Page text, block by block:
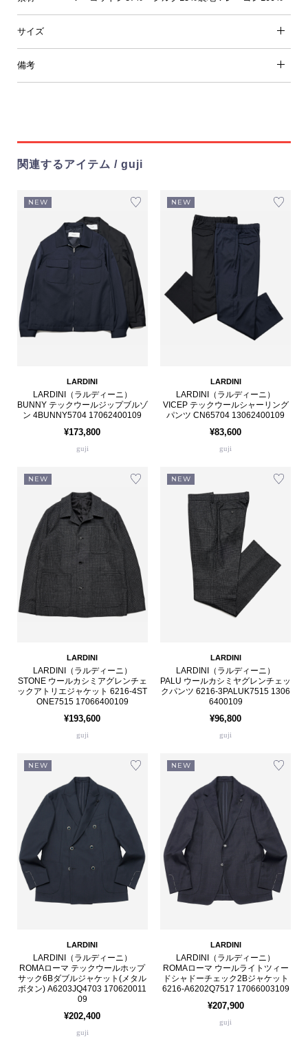
サイズ
備考
関連するアイテム / guji
NEW
LARDINI
LARDINI（ラルディーニ）
BUNNY テックウールジップブルゾ
ン 4BUNNY5704 17062400109
¥173,800
guji
NEW
LARDINI
LARDINI（ラルディーニ）
VICEP テックウールシャーリング
パンツ CN65704 13062400109
¥83,600
guji
NEW
LARDINI
LARDINI（ラルディーニ）
STONE ウールカシミアグレンチェ
ックアトリエジャケット 6216-4ST
ONE7515 17066400109
¥193,600
guji
NEW
LARDINI
LARDINI（ラルディーニ）
PALU ウールカシミヤグレンチェッ
クパンツ 6216-3PALUK7515 1306
6400109
¥96,800
guji
NEW
LARDINI
LARDINI（ラルディーニ）
ROMAローマ テックウールホップ
サック6Bダブルジャケット(メタル
ボタン) A6203JQ4703 170620011
09
¥202,400
guji
NEW
LARDINI
LARDINI（ラルディーニ）
ROMAローマ ウールライトツィー
ドシャドーチェック2Bジャケット
6216-A6202Q7517 17066003109
¥207,900
guji